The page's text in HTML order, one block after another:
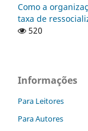
Como a
taxa de
520
Informações
Para Leitores
Para Autores